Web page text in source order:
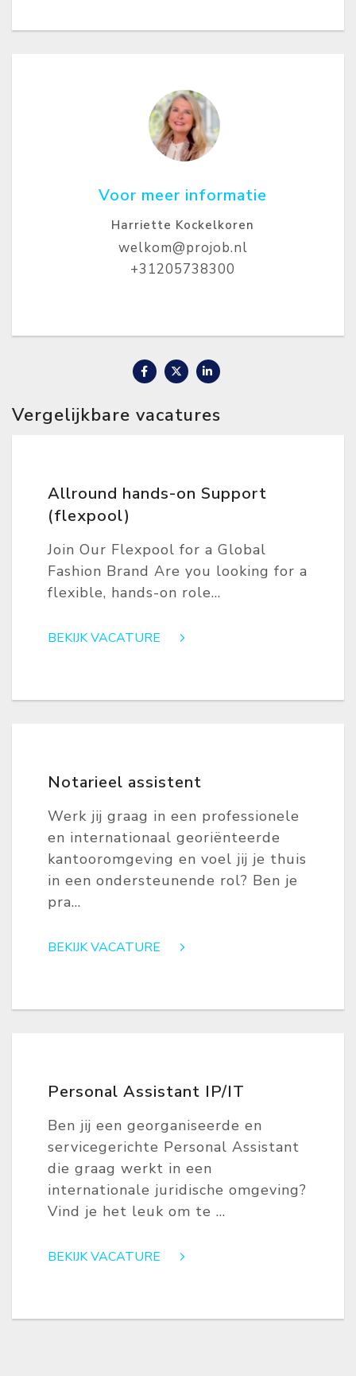
Voor meer informatie
Harriette Kockelkoren
welkom@projob.nl
+31205738300
Vergelijkbare vacatures
Allround hands-on Support
(flexpool)
Join Our Flexpool for a Global
Fashion Brand Are you looking for a
flexible, hands-on role...
BEKIJK VACATURE
Notarieel assistent
Werk jij graag in een professionele
en internationaal georiënteerde
kantooromgeving en voel jij je thuis
in een ondersteunende rol? Ben je
pra...
BEKIJK VACATURE
Personal Assistant IP/IT
Ben jij een georganiseerde en
servicegerichte Personal Assistant
die graag werkt in een
internationale juridische omgeving?
Vind je het leuk om te ...
BEKIJK VACATURE